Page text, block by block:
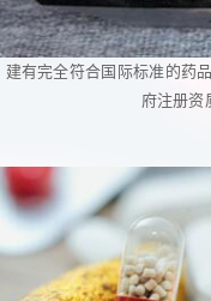
建有完全符合国际标准的药
府注册资